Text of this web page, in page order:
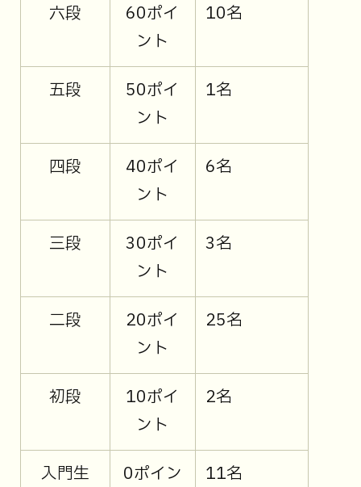
六段
60ポイ
ント
10名
五段
50ポイ
ント
1名
四段
40ポイ
ント
6名
三段
30ポイ
ント
3名
二段
20ポイ
ント
25名
初段
10ポイ
ント
2名
入門生
0ポイン
11名